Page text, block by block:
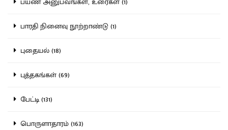
பாரதி நினைவு நூற்றாண்டு (1)
புதையல் (18)
புத்தகங்கள் (69)
பேட்டி (131)
பொருளாதாரம் (163)